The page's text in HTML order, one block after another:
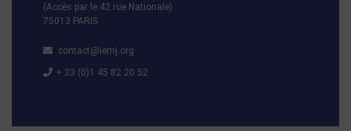
(Accès par le 42 rue Nationale)
75013 PARIS
contact@iemj.org
+ 33 (0)1 45 82 20 52